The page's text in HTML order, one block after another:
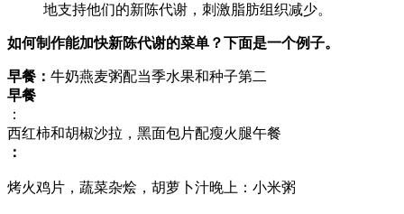
地支持他们的新陈代谢，刺激脂肪组织减少。
如何制作能加快新陈代谢的菜单？下面是一个例子。
早餐： 牛奶燕麦粥配当季水果和种子第二
早餐
：
西红柿和胡椒沙拉，黑面包片配瘦火腿午餐
：
烤火鸡片，蔬菜杂烩，胡萝卜汁晚上：小米粥